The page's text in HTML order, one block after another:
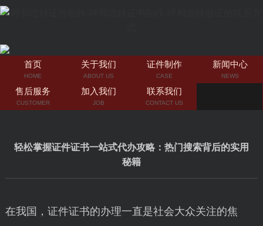
首页
HOME
关于我们
ABOUT US
证件制作
CASE
新闻中心
NEWS
售后服务
CUSTOMER
加入我们
JOB
联系我们
CONTACT US
轻松掌握证件证书一站式代办攻略：热门搜索背后的实用
秘籍
在我国，证件证书的办理一直是社会大众关注的焦